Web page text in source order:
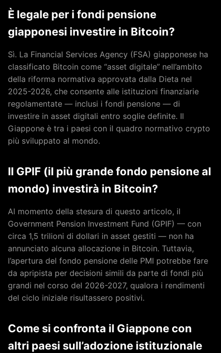
È legale per i fondi pensione
giapponesi investire in Bitcoin?
Sì. La Financial Services Agency (FSA) giapponese ha
classificato Bitcoin come “asset digitale” nell’ambito
della riforma normativa approvata dalla Dieta nel
2025-2026, che consente alle istituzioni finanziarie
regolamentate — inclusi i fondi pensione — di
investire in asset digitali entro soglie definite. Il
Giappone è tra i paesi con il quadro normativo crypto
più sviluppato al mondo.
Il GPIF (il più grande fondo pensione al
mondo) investirà in Bitcoin?
Al momento della stesura di questo articolo, il
Government Pension Investment Fund (GPIF) — con
circa 1,5 trilioni di dollari in asset gestiti — non ha
annunciato alcuna allocazione in Bitcoin. Tuttavia,
l’apertura del fondo pensione delle PMI potrebbe fare
da apripista per decisioni simili da parte di fondi più
grandi nel corso del 2026-2027, qualora i rendimenti
del ciclo iniziale risultassero positivi.
Come si confronta il Giappone con
altri paesi sull’adozione istituzionale